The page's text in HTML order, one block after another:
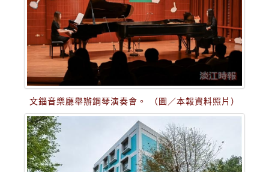
文錙音樂廳舉辦鋼琴演奏會。 （圖／本報資料照片）